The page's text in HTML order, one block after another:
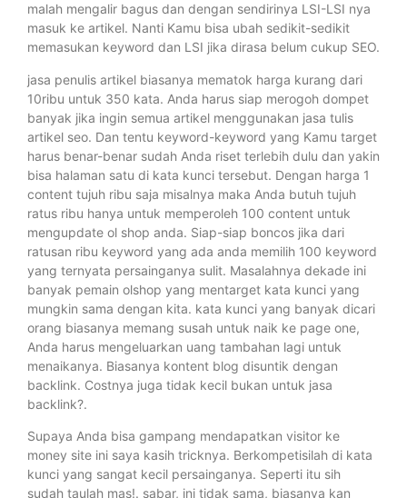
malah mengalir bagus dan dengan sendirinya LSI-LSI nya
masuk ke artikel. Nanti Kamu bisa ubah sedikit-sedikit
memasukan keyword dan LSI jika dirasa belum cukup SEO.
jasa penulis artikel biasanya mematok harga kurang dari
10ribu untuk 350 kata. Anda harus siap merogoh dompet
banyak jika ingin semua artikel menggunakan jasa tulis
artikel seo. Dan tentu keyword-keyword yang Kamu target
harus benar-benar sudah Anda riset terlebih dulu dan yakin
bisa halaman satu di kata kunci tersebut. Dengan harga 1
content tujuh ribu saja misalnya maka Anda butuh tujuh
ratus ribu hanya untuk memperoleh 100 content untuk
mengupdate ol shop anda. Siap-siap boncos jika dari
ratusan ribu keyword yang ada anda memilih 100 keyword
yang ternyata persainganya sulit. Masalahnya dekade ini
banyak pemain olshop yang mentarget kata kunci yang
mungkin sama dengan kita. kata kunci yang banyak dicari
orang biasanya memang susah untuk naik ke page one,
Anda harus mengeluarkan uang tambahan lagi untuk
menaikanya. Biasanya kontent blog disuntik dengan
backlink. Costnya juga tidak kecil bukan untuk jasa
backlink?.
Supaya Anda bisa gampang mendapatkan visitor ke
money site ini saya kasih tricknya. Berkompetisilah di kata
kunci yang sangat kecil persainganya. Seperti itu sih
sudah taulah mas!. sabar, ini tidak sama, biasanya kan